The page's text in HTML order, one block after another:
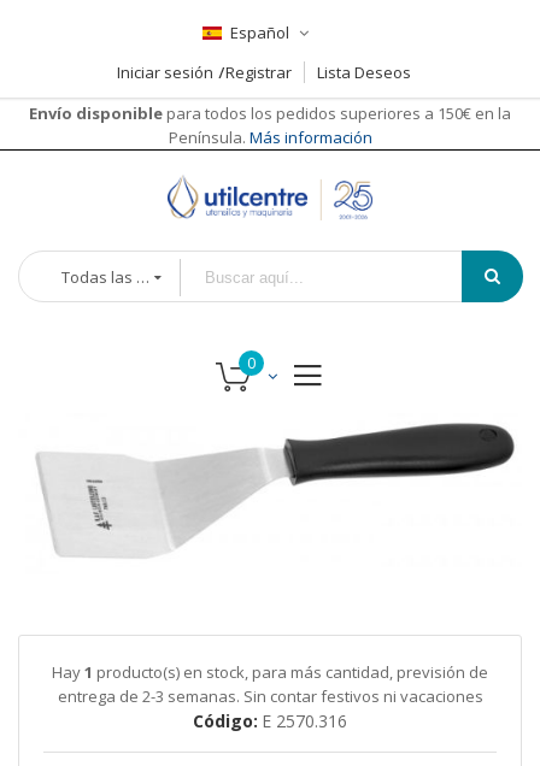
Español
Iniciar sesión
Registrar
Lista Deseos
Envío disponible para todos los pedidos superiores a 150€ en la
Península. Más información
Todas las categorías
final
galería
comienzo
galería
imágenes
Hay1 producto(s) en stock, para más cantidad, previsión de
entrega de 2-3 semanas. Sin contar festivos ni vacaciones
Código E 2570.316